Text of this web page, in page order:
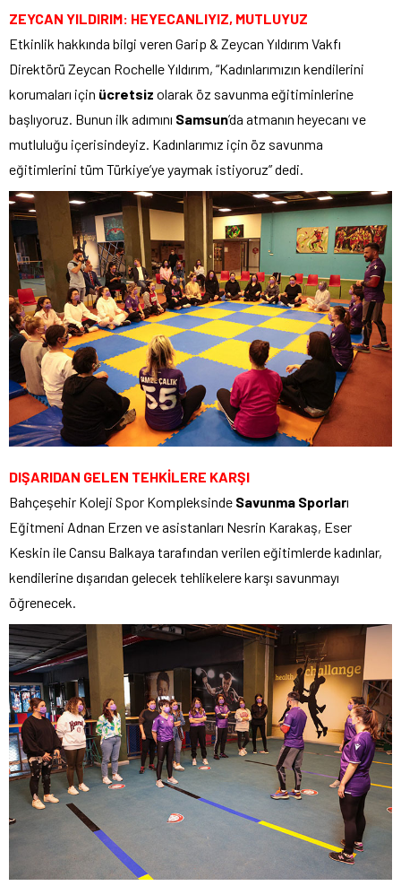
ZEYCAN YILDIRIM: HEYECANLIYIZ, MUTLUYUZ
Etkinlik hakkında bilgi veren Garip & Zeycan Yıldırım Vakfı
Direktörü Zeycan Rochelle Yıldırım, “Kadınlarımızın kendilerini
korumaları için ücretsiz olarak öz savunma eğitiminlerine
başlıyoruz. Bunun ilk adımını Samsun’da atmanın heyecanı ve
mutluluğu içerisindeyiz. Kadınlarımız için öz savunma
eğitimlerini tüm Türkiye’ye yaymak istiyoruz” dedi.
DIŞARIDAN GELEN TEHKİLERE KARŞI
Bahçeşehir Koleji Spor Kompleksinde Savunma Sporları
Eğitmeni Adnan Erzen ve asistanları Nesrin Karakaş, Eser
Keskin ile Cansu Balkaya tarafından verilen eğitimlerde kadınlar,
kendilerine dışarıdan gelecek tehlikelere karşı savunmayı
öğrenecek.